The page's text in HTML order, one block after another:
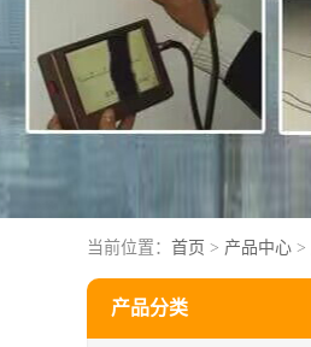
当前位置： 首页 > 产品中心 >
产品分类